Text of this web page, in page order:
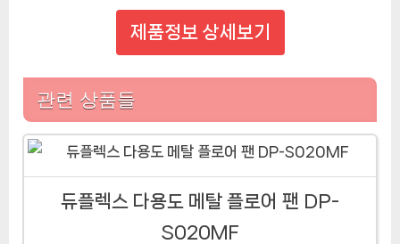
제품정보 상세보기
관련 상품들
듀플렉스 다용도 메탈 플로어 팬 DP-
S020MF